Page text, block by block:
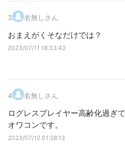
3. 名無しさん
おまえがくそなだけでは？
2023/07/11 18:33:42
4. 名無しさん
ログレスプレイヤー高齢化過ぎて
オワコンです。
2023/07/12 01:28:13